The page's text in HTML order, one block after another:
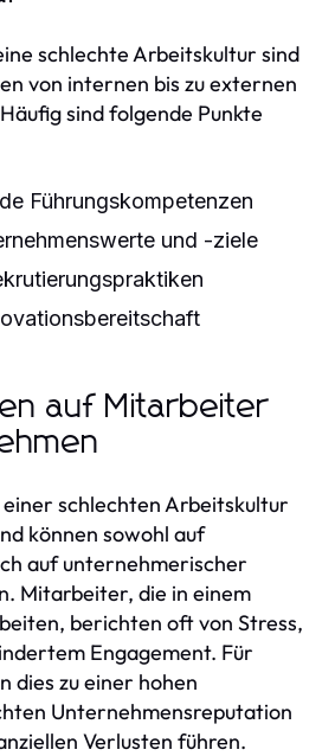
schlechte Arbeitskultur sind
von internen bis zu externen
sind folgende Punkte
Führungskompetenzen
und -ziele
auf Mitarbeiter
schlechten Arbeitskultur
können sowohl auf
auf unternehmerischer
Mitarbeiter, die in einem
berichten oft von Stress,
Engagement. Für
dies zu einer hohen
Unternehmensreputation
Verlusten führen.